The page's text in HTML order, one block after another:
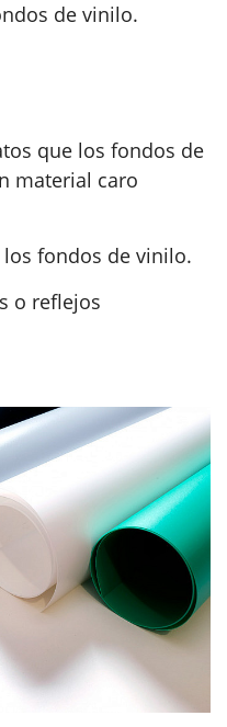
de vinilo.
que los fondos de
material caro
fondos de vinilo.
o reflejos